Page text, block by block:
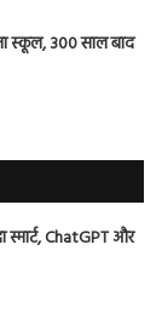
स्कूल, 300 साल बाद
स्मार्ट, ChatGPT और